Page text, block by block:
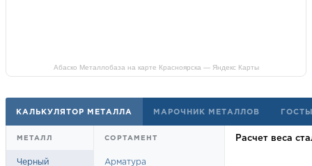
Абаско Металлобаза на карте Красноярска — Яндекс Карты